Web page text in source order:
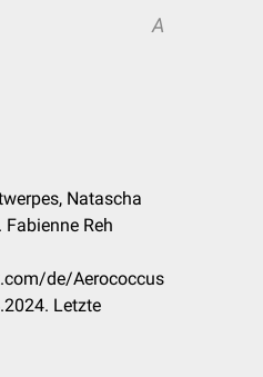
A
Natascha
Fabienne Reh
de/Aerococcus
Letzte